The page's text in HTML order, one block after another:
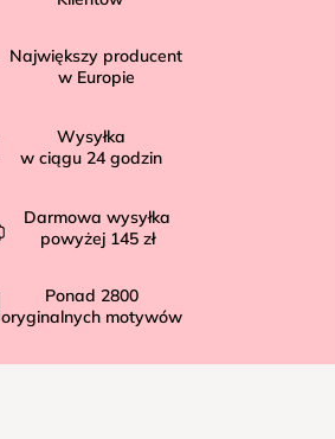
Największy producent
w Europie
Wysyłka
w ciągu 24 godzin
Darmowa wysyłka
powyżej 145 zł
Ponad 2800
oryginalnych motywów